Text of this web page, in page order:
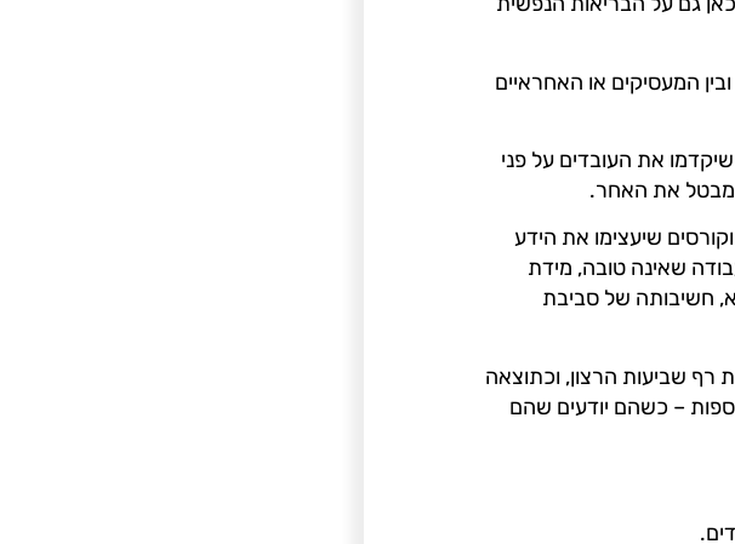
המעסיקים או האחראיים
את העובדים על פני
מבטל את האחר.
שיעצימו את הידע
שאינה טובה, מידת
חשיבותה של סביבת
שביעות הרצון, וכתוצאה
– כשהם יודעים שהם